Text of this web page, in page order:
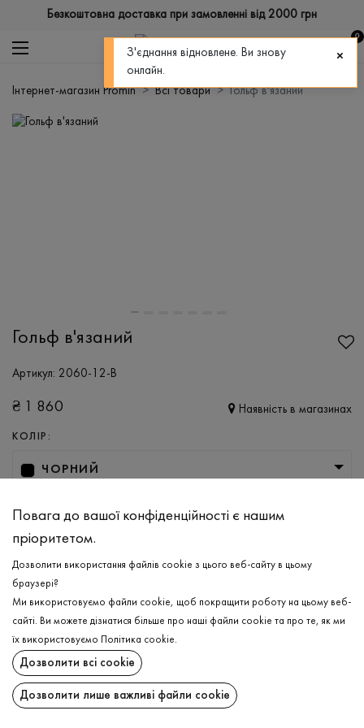
Безкоштовна доставка при замовленні від 2000 грн
0
Інтернет-магазин Promin Всі товари Гольф в'язаний
Гольф в'язаний
Артикул: 2060-12-B
₴ 1 860 Наявність в магазинах
КОЛІР:
ЧОРНИЙ
XS/S
ОБЕРІТЬ РОЗМІР
Гольф в'язаний
ДОДАТИ ДО КОШИКА
ОПИС
Повага до вашої конфіденційності є нашим
пріоритетом.
Дозволити використання файлів cookie з цього веб-сайту в цьому
браузері?
Ми використовуємо файли cookie, щоб покращити роботу на цьому веб-
сайті. Ви можете дізнатися більше про наші файли cookie та про те, як ми
їх використовуємо
Політика cookie.
Дозволити всі cookie
Дозволити лише важливі файли cookie
З'єднання відновлене. Ви знову
онлайн.